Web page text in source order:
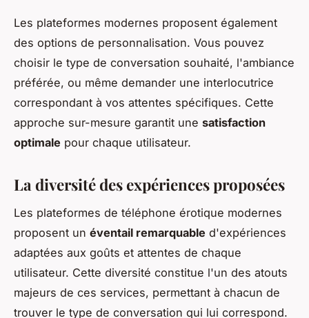
Les plateformes modernes proposent également
des options de personnalisation. Vous pouvez
choisir le type de conversation souhaité, l'ambiance
préférée, ou même demander une interlocutrice
correspondant à vos attentes spécifiques. Cette
approche sur-mesure garantit une satisfaction
optimale pour chaque utilisateur.
La diversité des expériences proposées
Les plateformes de téléphone érotique modernes
proposent un éventail remarquable d'expériences
adaptées aux goûts et attentes de chaque
utilisateur. Cette diversité constitue l'un des atouts
majeurs de ces services, permettant à chacun de
trouver le type de conversation qui lui correspond.